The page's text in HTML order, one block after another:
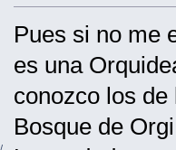
Pues si no me
es una
conozco los
Bosque de